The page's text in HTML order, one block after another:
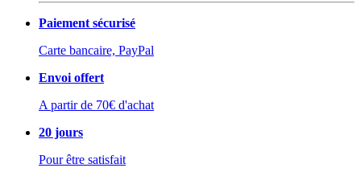
Paiement sécurisé
Carte bancaire, PayPal
Envoi offert
A partir de 70€ d'achat
20 jours
Pour être satisfait